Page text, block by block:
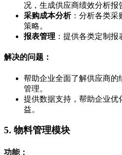
况，生成供应商绩效分析报
采购成本分析：分析各类采
策略。
报表管理 ：提供各类定制报
解决的问题：
帮助企业全面了解供应商的
管理。
提供数据支持，帮助企业优
益。
5. 物料管理模块
功能：